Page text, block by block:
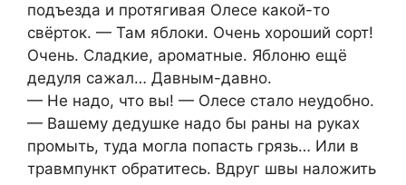
подъезда и протягивая Олесе какой-то
свёрток. — Там яблоки. Очень хороший сорт!
Очень. Сладкие, ароматные. Яблоню ещё
дедуля сажал… Давным-давно.
— Не надо, что вы! — Олесе стало неудобно.
— Вашему дедушке надо бы раны на руках
промыть, туда могла попасть грязь… Или в
травмпункт обратитесь. Вдруг швы наложить